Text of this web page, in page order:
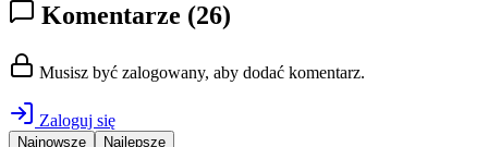
Komentarze (26)
Musisz być zalogowany, aby dodać komentarz.
Zaloguj się
Najnowsze Najlepsze